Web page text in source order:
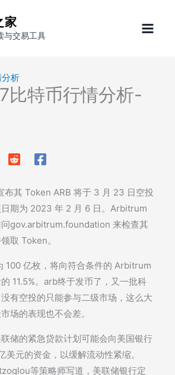
家
与交易工具
析
比特币行情分析-
其 Token ARB 将于 3 月 23 日空投
期为 2023 年 2 月 6 日。Arbitrum
问gov.arbitrum.foundation 来检查其
取 Token。
100 亿枚，将向符合条件的 Arbitrum
11.5%。arb终于发币了，又一批科
有空投的只能参与二级市场，这么大
场的表现也不会差。
储的紧急贷款计划可能会向美国银行
美元的资金，以缓解流动性紧缩。
等策略师写道，美联储银行定